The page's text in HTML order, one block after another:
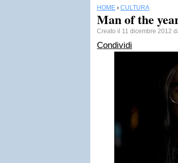
HOME › CULTURA
Man of the
Creato il 11 dicembre 2012
Condividi